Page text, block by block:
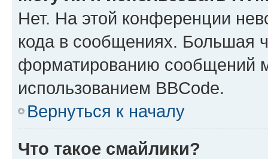
Нет. На этой конференции
кода в сообщениях. Большая
форматированию сообщений
использованием BBCode.
Вернуться к началу
Что такое смайлики?